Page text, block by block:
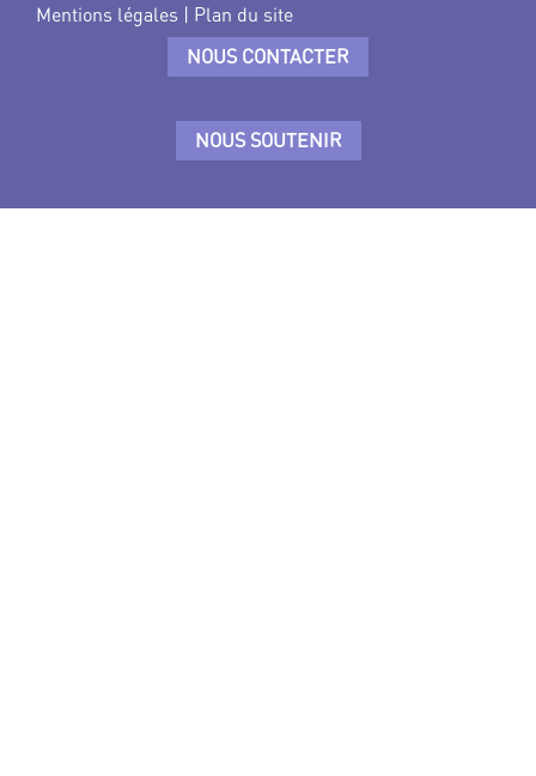
Mentions légales | Plan du site
NOUS CONTACTER
NOUS SOUTENIR